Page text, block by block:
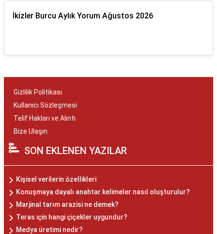
İkizler Burcu Aylık Yorum Ağustos 2026
Gizlilik Politikası
Kullanıcı Sözleşmesi
Telif Hakları ve Alıntı
Bize Ulaşın
SON EKLENEN YAZILAR
Kişisel verilerin özellikleri
Konuşmaya dayalı anahtar kelimeler nasıl oluşturulur?
Marjinal tarım arazisi ne demek?
Teras için hangi çiçekler uygundur?
Medya üretimi nedir?